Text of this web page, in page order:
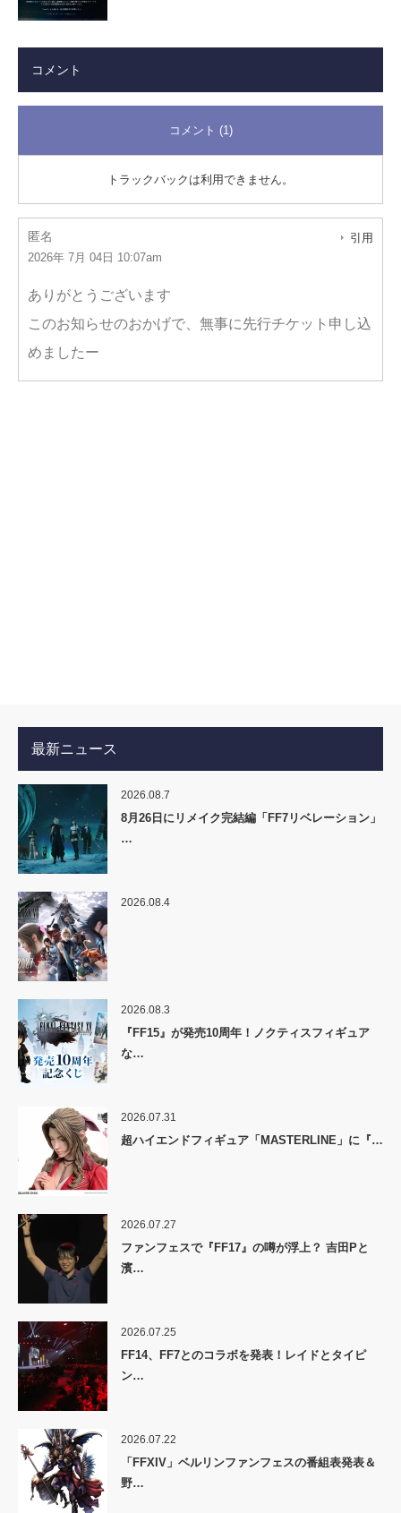
コメント
コメント (1)
トラックバックは利用できません。
匿名
2026年 7月 04日 10:07am
引用
ありがとうございます
このお知らせのおかげで、無事に先行チケット申し込
めましたー
最新ニュース
2026.08.7
8月26日にリメイク完結編「FF7リベレーション」
…
2026.08.4
2026.08.3
『FF15』が発売10周年！ノクティスフィギュア
な…
2026.07.31
超ハイエンドフィギュア「MASTERLINE」に『…
2026.07.27
ファンフェスで『FF17』の噂が浮上？ 吉田Pと
濱…
2026.07.25
FF14、FF7とのコラボを発表！レイドとタイピ
ン…
2026.07.22
「FFXIV」ベルリンファンフェスの番組表発表＆
野…